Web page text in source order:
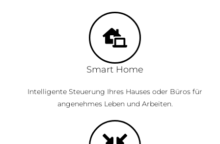
Smart Home
Intelligente Steuerung Ihres Hauses oder Büros für
angenehmes Leben und Arbeiten.